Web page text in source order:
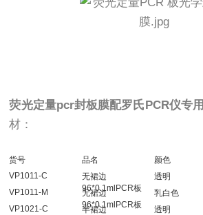
荧光定量pcr封板膜配罗氏PCR仪专用
材：
货号 品名 颜色
VP1011-C
无裙边
96*0.1mlPCR板
透明
VP1011-M
无裙边
96*0.1mlPCR板
乳白色
VP1021-C
半裙边
透明